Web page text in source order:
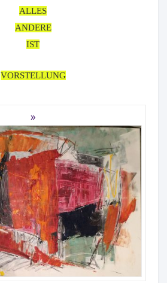
ALLES
ANDERE
IST
VORSTELLUNG